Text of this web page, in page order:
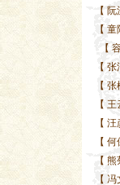
【 阮
【 童
【
【 张
【 张
【 王
【 汪
【 何
【 熊
【 冯